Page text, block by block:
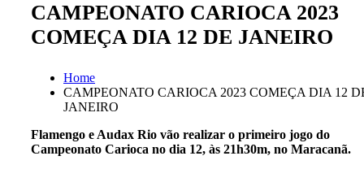
CAMPEONATO CARIOCA 2023
COMEÇA DIA 12 DE JANEIRO
Home
CAMPEONATO CARIOCA 2023 COMEÇA DIA 12
JANEIRO
Flamengo e Audax Rio vão realizar o primeiro jogo do
Campeonato Carioca no dia 12, às 21h30m, no Maracanã.